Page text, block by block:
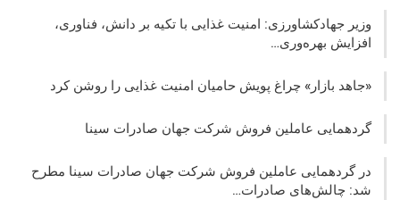
وزیر جهادکشاورزی: امنیت غذایی با تکیه بر دانش، فناوری،
افزایش بهره‌وری…
«جاهد بازار» چراغ پویش حامیان امنیت غذایی را روشن کرد
گردهمایی عاملین فروش شرکت جهان صادرات سینا
در گردهمایی عاملین فروش شرکت جهان صادرات سینا مطرح
شد: چالش‌های صادرات…